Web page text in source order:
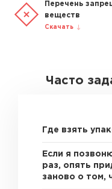
Перечень
веществ
Скачать
Часто
Где взять
Если я
раз, опять
заново о том,